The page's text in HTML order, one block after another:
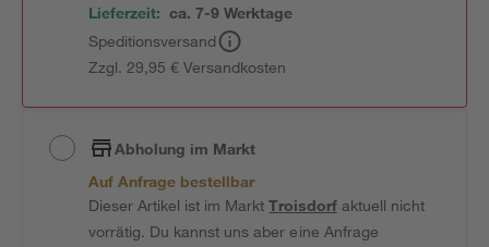
Lieferzeit: ca. 7-9 Werktage
Speditionsversand
Zzgl. 29,95 € Versandkosten
Abholung im Markt
Auf Anfrage bestellbar
Dieser Artikel ist im MarktTroisdorfaktuell nicht
vorrätig. Du kannst uns aber eine Anfrage